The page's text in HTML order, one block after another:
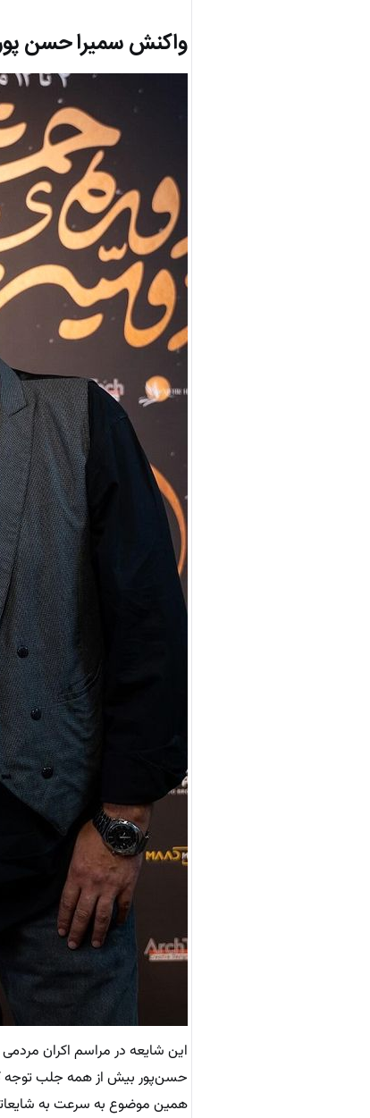
واکنش سمیرا حسن
این شایعه در مراسم اکران
حسن‌پور بیش از همه جلب توجه
همین موضوع به سرعت به